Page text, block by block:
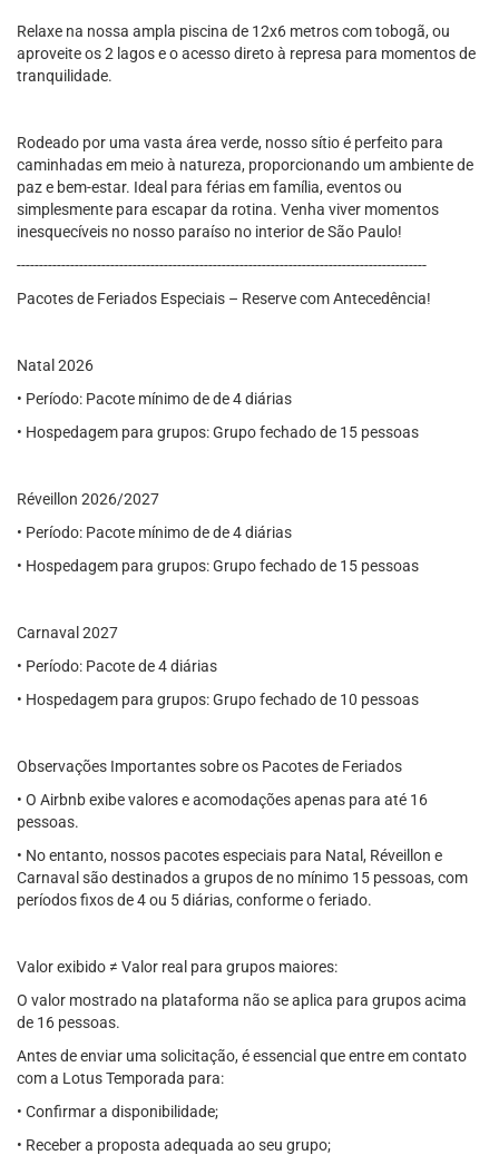
Relaxe na nossa ampla piscina de 12x6 metros com tobogã, ou
aproveite os 2 lagos e o acesso direto à represa para momentos de
tranquilidade.
Rodeado por uma vasta área verde, nosso sítio é perfeito para
caminhadas em meio à natureza, proporcionando um ambiente de
paz e bem-estar. Ideal para férias em família, eventos ou
simplesmente para escapar da rotina. Venha viver momentos
inesquecíveis no nosso paraíso no interior de São Paulo!
--------------------------------------------------------------------------------------------
Pacotes de Feriados Especiais – Reserve com Antecedência!
Natal 2026
• Período: Pacote mínimo de de 4 diárias
• Hospedagem para grupos: Grupo fechado de 15 pessoas
Réveillon 2026/2027
• Período: Pacote mínimo de de 4 diárias
• Hospedagem para grupos: Grupo fechado de 15 pessoas
Carnaval 2027
• Período: Pacote de 4 diárias
• Hospedagem para grupos: Grupo fechado de 10 pessoas
Observações Importantes sobre os Pacotes de Feriados
• O Airbnb exibe valores e acomodações apenas para até 16
pessoas.
• No entanto, nossos pacotes especiais para Natal, Réveillon e
Carnaval são destinados a grupos de no mínimo 15 pessoas, com
períodos fixos de 4 ou 5 diárias, conforme o feriado.
Valor exibido ≠ Valor real para grupos maiores:
O valor mostrado na plataforma não se aplica para grupos acima
de 16 pessoas.
Antes de enviar uma solicitação, é essencial que entre em contato
com a Lotus Temporada para:
• Confirmar a disponibilidade;
• Receber a proposta adequada ao seu grupo;